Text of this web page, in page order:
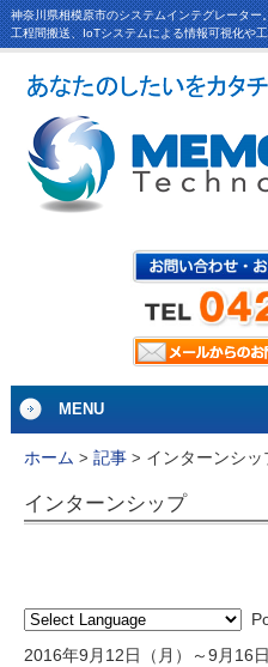
神奈川県相模原市のシステムインテグレータ
工程間搬送、IoTシステムによる情報可視化や
MENU
ホーム > 記事> インターンシッ
インターンシップ
2016年9月12日（月）～9月16